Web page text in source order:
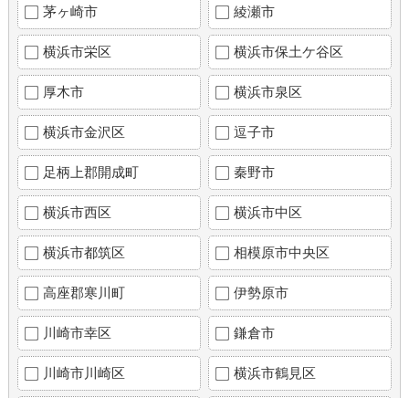
茅ヶ崎市 綾瀬市
横浜市栄区 横浜市保土ケ谷区
厚木市 横浜市泉区
横浜市金沢区 逗子市
足柄上郡開成町 秦野市
横浜市西区 横浜市中区
横浜市都筑区 相模原市中央区
高座郡寒川町 伊勢原市
川崎市幸区 鎌倉市
川崎市川崎区 横浜市鶴見区